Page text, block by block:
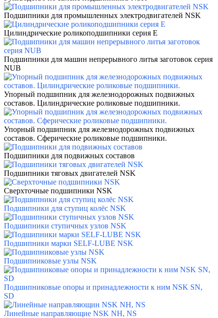
Подшипники для промышленных электродвигателей NSK
Цилиндрические роликоподшипники серия Е
Подшипники для машин непрерывного литья заготовок серия
NUB
Упорный подшипник для железнодорожных подвижных
составов. Цилиндрические роликовые подшипники.
Упорный подшипник для железнодорожных подвижных
составов. Сферические роликовые подшипники.
Подшипники для подвижных составов
Подшипники тяговых двигателей NSK
Сверхточные подшипники NSK
Подшипники для ступиц колёс NSK
Подшипники ступичных узлов NSK
Подшипники марки SELF-LUBE NSK
Подшипниковые узлы NSK
Подшипниковые опоры и принадлежности к ним NSK SN,
SD
Линейные направляющие NSK NH, NS